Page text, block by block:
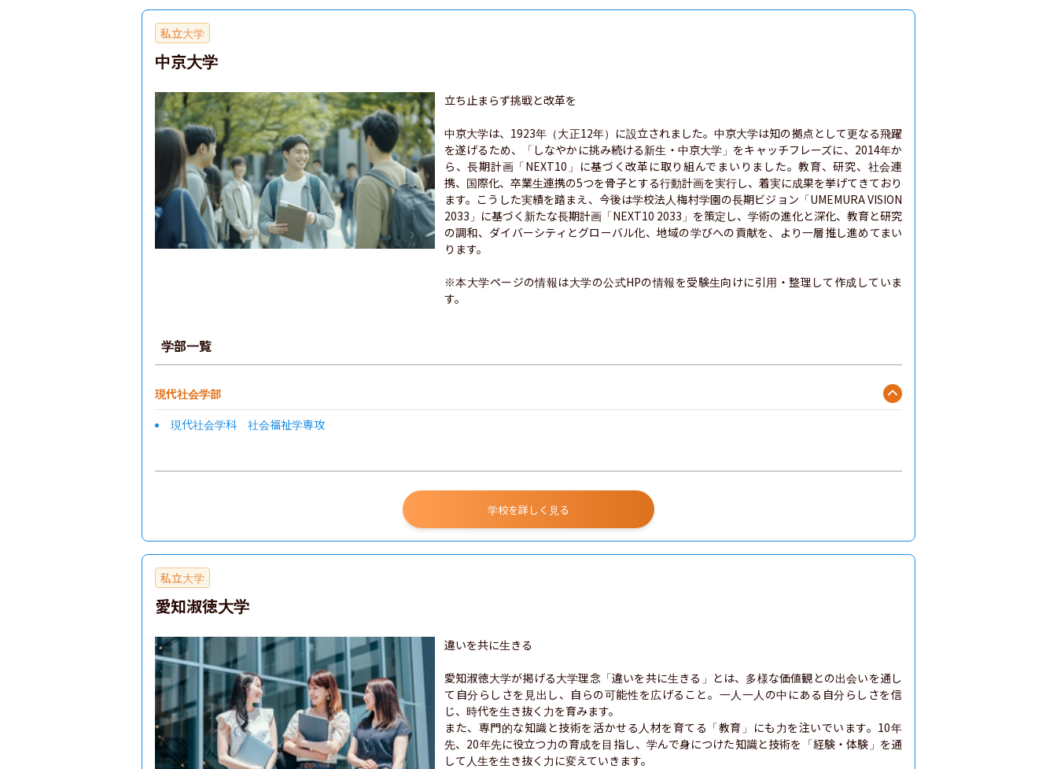
私立大学
中京大学
立ち止まらず挑戦と改革を
中京大学は、1923年（大正12年）に設立されました。中京大学は知の拠点として更なる飛躍
を遂げるため、「しなやかに挑み続ける新生・中京大学」をキャッチフレーズに、2014年か
ら、長期計画「NEXT10」に基づく改革に取り組んでまいりました。教育、研究、社会連
携、国際化、卒業生連携の5つを骨子とする行動計画を実行し、着実に成果を挙げてきており
ます。こうした実績を踏まえ、今後は学校法人梅村学園の長期ビジョン「UMEMURA VISION
2033」に基づく新たな長期計画「NEXT10 2033」を策定し、学術の進化と深化、教育と研究
の調和、ダイバーシティとグローバル化、地域の学びへの貢献を、より一層推し進めてまい
ります。
※本大学ページの情報は大学の公式HPの情報を受験生向けに引用・整理して作成していま
す。
学部一覧
現代社会学部
現代社会学科 社会福祉学専攻
学校を詳しく見る
私立大学
愛知淑徳大学
違いを共に生きる
愛知淑徳大学が掲げる大学理念「違いを共に生きる」とは、多様な価値観との出会いを通し
て自分らしさを見出し、自らの可能性を広げること。一人一人の中にある自分らしさを信
じ、時代を生き抜く力を育みます。
また、専門的な知識と技術を活かせる人材を育てる「教育」にも力を注いでいます。10年
先、20年先に役立つ力の育成を目指し、学んで身につけた知識と技術を「経験・体験」を通
して人生を生き抜く力に変えていきます。